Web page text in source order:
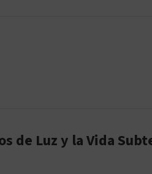
de Luz y la Vida